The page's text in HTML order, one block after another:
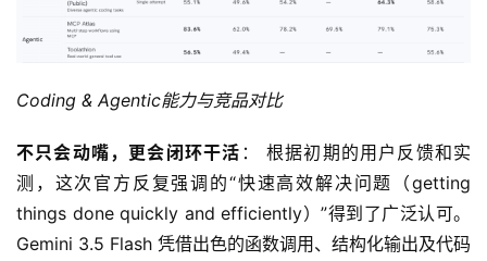
Coding & Agentic能力与竞品对比
不只会动嘴，更会闭环干活 ： 根据初期的用户反馈和实
测，这次官方反复强调的“快速高效解决问题（getting
things done quickly and efficiently）”得到了广泛认可。
Gemini 3.5 Flash 凭借出色的函数调用、结构化输出及代码